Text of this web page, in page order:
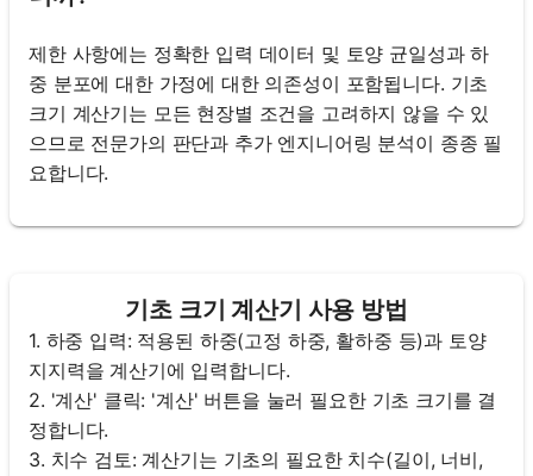
제한 사항에는 정확한 입력 데이터 및 토양 균일성과 하
중 분포에 대한 가정에 대한 의존성이 포함됩니다. 기초
크기 계산기는 모든 현장별 조건을 고려하지 않을 수 있
으므로 전문가의 판단과 추가 엔지니어링 분석이 종종 필
요합니다.
기초 크기 계산기 사용 방법
1. 하중 입력: 적용된 하중(고정 하중, 활하중 등)과 토양
지지력을 계산기에 입력합니다.
2. '계산' 클릭: '계산' 버튼을 눌러 필요한 기초 크기를 결
정합니다.
3. 치수 검토: 계산기는 기초의 필요한 치수(길이, 너비,